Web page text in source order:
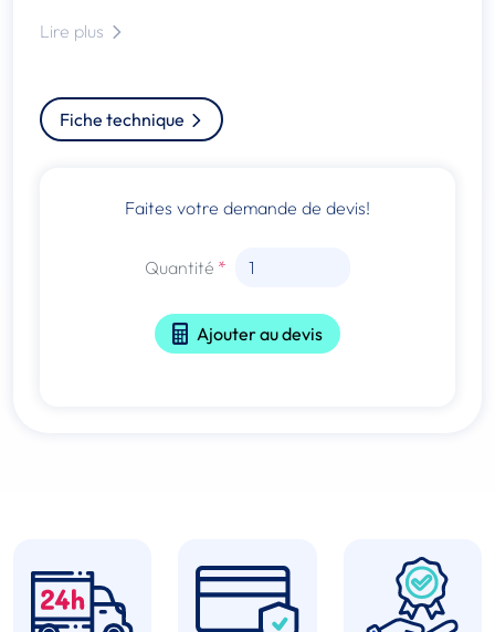
Lire plus
Fiche technique
Faites votre demande de devis!
Quantité
Ajouter au devis